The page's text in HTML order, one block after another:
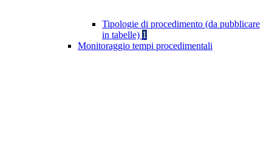
Tipologie di procedimento (da pubblicare
in tabelle) 1
Monitoraggio tempi procedimentali